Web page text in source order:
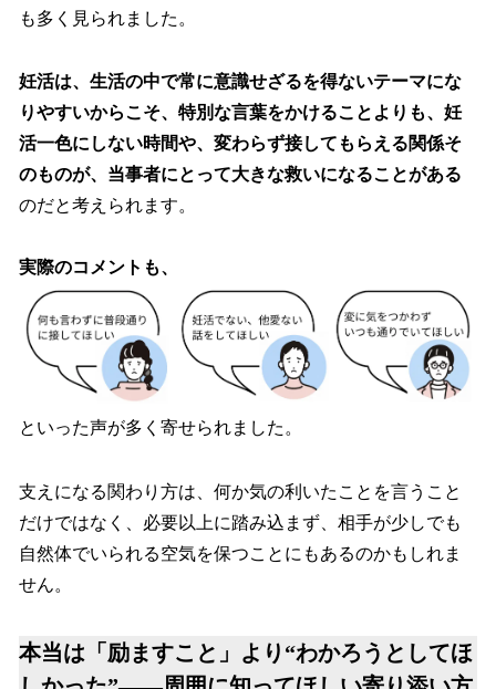
も多く見られました。
妊活は、生活の中で常に意識せざるを得ないテーマにな
りやすいからこそ、特別な言葉をかけることよりも、妊
活一色にしない時間や、変わらず接してもらえる関係そ
のものが、当事者にとって大きな救いになることがある
のだと考えられます。
実際のコメントも、
といった声が多く寄せられました。
支えになる関わり方は、何か気の利いたことを言うこと
だけではなく、必要以上に踏み込まず、相手が少しでも
自然体でいられる空気を保つことにもあるのかもしれま
せん。
本当は「励ますこと」より“わかろうとしてほ